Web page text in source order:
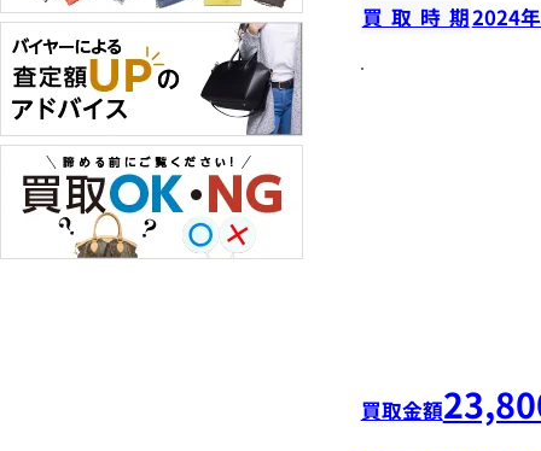
買取時期2024
買取金額